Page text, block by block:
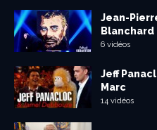
Jean-
Blanchard
6 vidéos
Jeff
Marc
14 vidéos